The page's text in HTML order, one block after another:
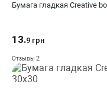
Бумага гладкая Creative
13.9 грн
Отзывы 2